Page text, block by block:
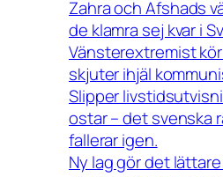
Zahra och Afshads
de klamra sej kvar i
Vänsterextremist
skjuter ihjäl
Slipper
ostar – det svenska
fallerar igen.
Ny lag gör det